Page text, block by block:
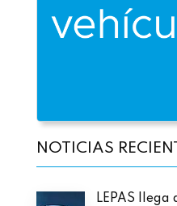
NOTICIAS
LEPAS llega